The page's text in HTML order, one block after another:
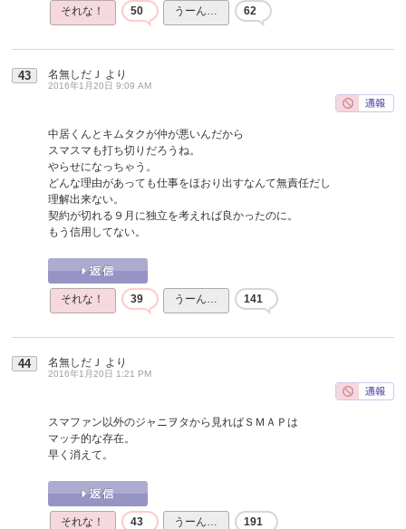
それな！ 50 うーん… 62
43 名無しだＪ より
2016年1月20日 9:09 AM
中居くんとキムタクが仲が悪いんだから
スマスマも打ち切りだろうね。
やらせになっちゃう。
どんな理由があっても仕事をほおり出すなんて無責任だし
理解出来ない。
契約が切れる９月に独立を考えれば良かったのに。
もう信用してない。
それな！ 39 うーん… 141
44 名無しだＪ より
2016年1月20日 1:21 PM
スマファン以外のジャニヲタから見ればＳＭＡＰは
マッチ的な存在。
早く消えて。
それな！ 43 うーん… 191